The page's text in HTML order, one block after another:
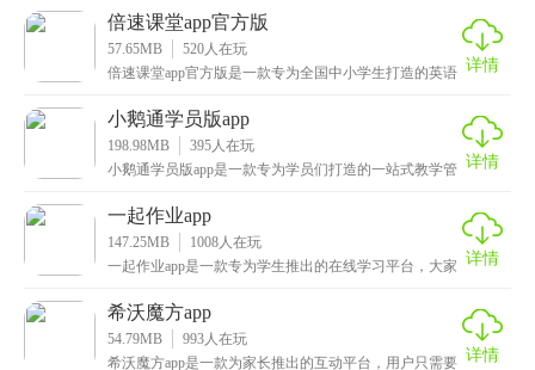
倍速课堂app官方版
57.65MB 520 人在玩
倍速课堂app官方版是一款专为全国中小学生打造的英语 详情
小鹅通学员版app
198.98MB 395 人在玩
小鹅通学员版app是一款专为学员们打造的一站式教学管 详情
一起作业app
147.25MB 1008 人在玩
一起作业app是一款专为学生推出的在线学习平台，大家 详情
希沃魔方app
54.79MB 993 人在玩
希沃魔方app是一款为家长推出的互动平台，用户只需要 详情